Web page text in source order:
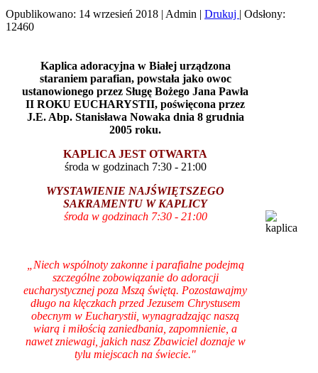
Opublikowano: 14 wrzesień 2018 | Admin | Drukuj | Odsłony:
12460
Kaplica adoracyjna w Białej urządzona
staraniem parafian, powstała jako owoc
ustanowionego przez Sługę Bożego Jana Pawła
II ROKU EUCHARYSTII, poświęcona przez
J.E. Abp. Stanisława Nowaka dnia 8 grudnia
2005 roku.
KAPLICA JEST OTWARTA
środa w godzinach 7:30 - 21:00
WYSTAWIENIE NAJŚWIĘTSZEGO
SAKRAMENTU W KAPLICY
środa w godzinach 7:30 - 21:00
„Niech wspólnoty zakonne i parafialne podejmą
szczególne zobowiązanie do adoracji
eucharystycznej poza Mszą świętą. Pozostawajmy
długo na klęczkach przed Jezusem Chrystusem
obecnym w Eucharystii, wynagradzając naszą
wiarą i miłością zaniedbania, zapomnienie, a
nawet zniewagi, jakich nasz Zbawiciel doznaje w
tylu miejscach na świecie."